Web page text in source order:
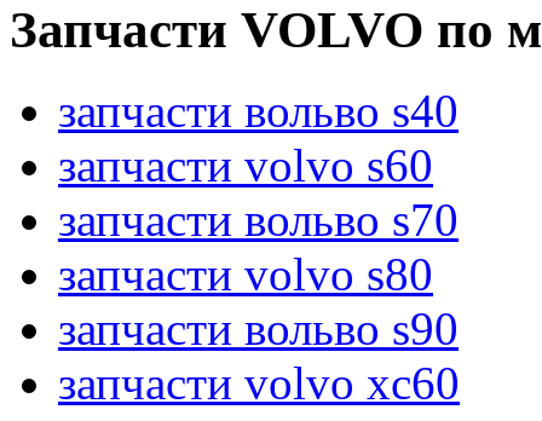
Запчасти VOLVO по
запчасти вольво s40
запчасти volvo s60
запчасти вольво s70
запчасти volvo s80
запчасти вольво s90
запчасти volvo xc60